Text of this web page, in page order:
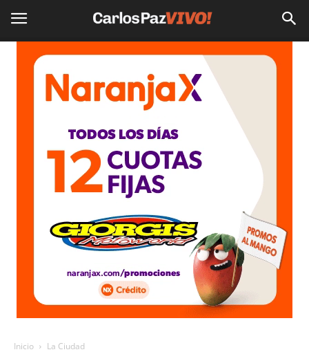
Inicio La Ciudad